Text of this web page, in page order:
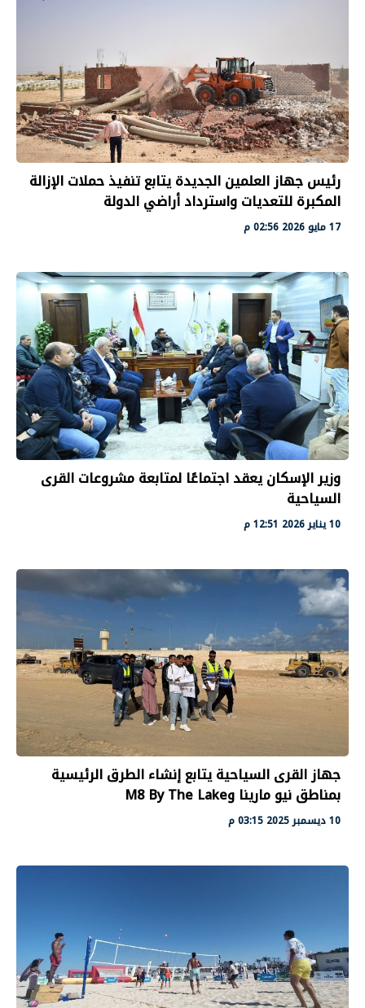
رئيس جهاز العلمين الجديدة يتابع تنفيذ حملات الإزالة
المكبرة للتعديات واسترداد أراضي الدولة
17 مايو 2026 02:56 م
وزير الإسكان يعقد اجتماعًا لمتابعة مشروعات القرى
السياحية
10 يناير 2026 12:51 م
جهاز القرى السياحية يتابع إنشاء الطرق الرئيسية
بمناطق نيو مارينا وM8 By The Lake
10 ديسمبر 2025 03:15 م